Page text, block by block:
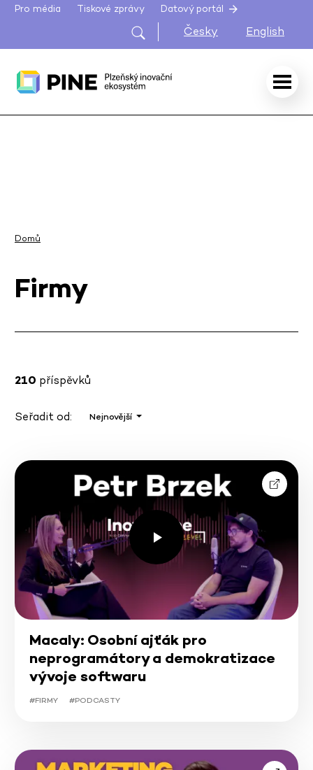
Pro média Tiskové zprávy Datový portál
Česky English
Domů
Firmy
210 příspěvků
Seřadit od: Nejnovější
Macaly: Osobní ajťák pro
neprogramátory a demokratizace
vývoje softwaru
#FIRMY #PODCASTY